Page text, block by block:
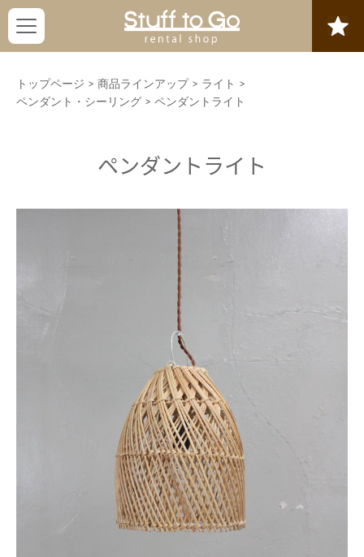
トップページ > 商品ラインアップ > ライト >
ペンダント・シーリング > ペンダントライト
ペンダントライト